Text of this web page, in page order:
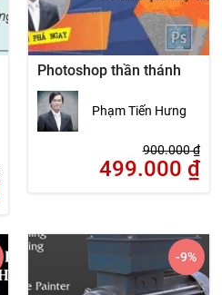
Photoshop thần thánh
Phạm Tiến Hưng
900.000₫
499.000 ₫
-9%